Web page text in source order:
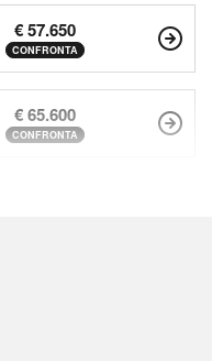
€ 57.650
CONFRONTA
€ 65.600
CONFRONTA